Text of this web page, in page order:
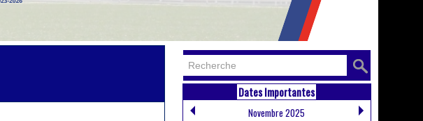
Dates Importantes
Novembre 2025